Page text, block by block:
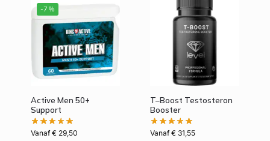
-7%
Active Men 50+
Support
Vanaf€29,50
T–Boost Testosteron
Booster
Vanaf€ 31,55